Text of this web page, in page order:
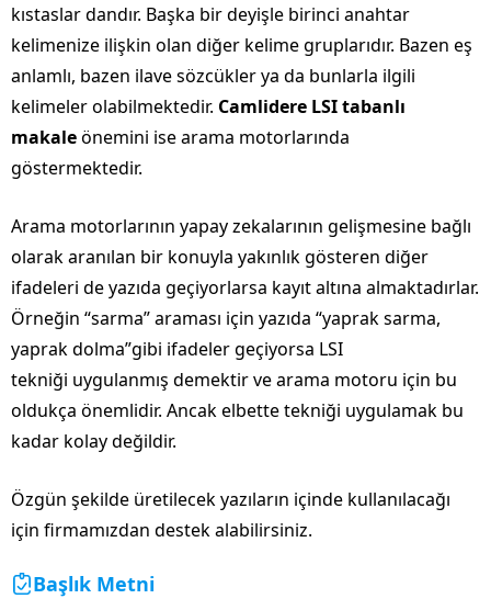
kıstaslar dandır. Başka bir deyişle birinci anahtar
kelimenize ilişkin olan diğer kelime gruplarıdır. Bazen eş
anlamlı, bazen ilave sözcükler ya da bunlarla ilgili
kelimeler olabilmektedir. Camlidere LSI tabanlı
makaleönemini ise arama motorlarında
göstermektedir.
Arama motorlarının yapay zekalarının gelişmesine bağlı
olarak aranılan bir konuyla yakınlık gösteren diğer
ifadeleri de yazıda geçiyorlarsa kayıt altına almaktadırlar.
Örneğin “sarma” araması için yazıda “yaprak sarma,
yaprak dolma”gibi ifadeler geçiyorsa LSI
tekniği uygulanmış demektir ve arama motoru için bu
oldukça önemlidir. Ancak elbette tekniği uygulamak bu
kadar kolay değildir.
Özgün şekilde üretilecek yazıların içinde kullanılacağı
için firmamızdan destek alabilirsiniz.
Başlık Metni